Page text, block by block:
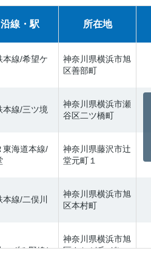
沿線・駅 所在地
本線/希望ケ
神奈川県横浜市旭
区善部町
本線/三ツ境
神奈川県横浜市瀬
谷区二ツ橋町
東海道本線/
神奈川県藤沢市辻
堂元町１
本線/二俣川
神奈川県横浜市旭
区本村町
いずみ野線/
神奈川県横浜市旭
区さちが丘 グレ